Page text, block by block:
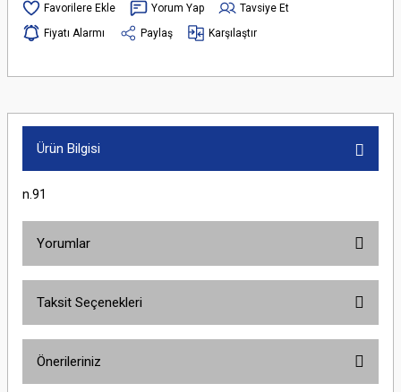
Yorum Yap
Tavsiye Et
Fiyatı Alarmı
Paylaş Karşılaştır
Ürün Bilgisi
n.91
Yorumlar
Taksit Seçenekleri
Önerileriniz